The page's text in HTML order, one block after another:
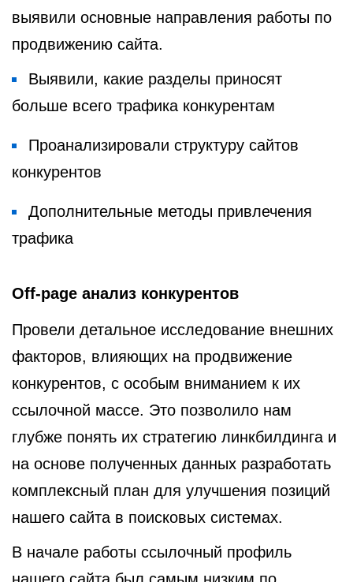
выявили основные направления работы по
продвижению сайта.
Выявили, какие разделы приносят
больше всего трафика конкурентам
Проанализировали структуру сайтов
конкурентов
Дополнительные методы привлечения
трафика
Off-page анализ конкурентов
Провели детальное исследование внешних
факторов, влияющих на продвижение
конкурентов, с особым вниманием к их
ссылочной массе. Это позволило нам
глубже понять их стратегию линкбилдинга и
на основе полученных данных разработать
комплексный план для улучшения позиций
нашего сайта в поисковых системах.
В начале работы ссылочный профиль